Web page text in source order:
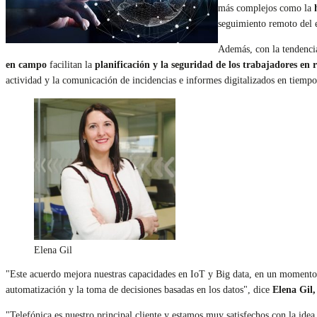
más complejos como la
seguimiento remoto del
Además, con la
en campo facilitan la planificación y la seguridad de los trabajadores en
actividad y la comunicación de incidencias e informes digitalizados en
Elena Gil
"Este acuerdo mejora nuestras capacidades en IoT y Big data, en un
automatización y la toma de decisiones basadas en los datos", dice Elena Gil,